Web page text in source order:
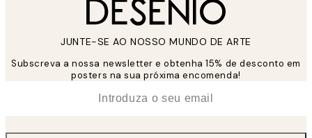
JUNTE-SE AO NOSSO MUNDO DE ARTE
Subscreva a nossa newsletter e obtenha 15% de desconto em
posters na sua próxima encomenda!